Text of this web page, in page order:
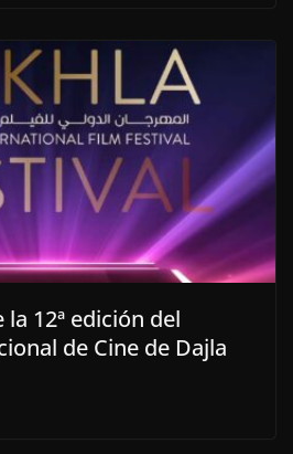
12ª edición del
de Cine de Dajla